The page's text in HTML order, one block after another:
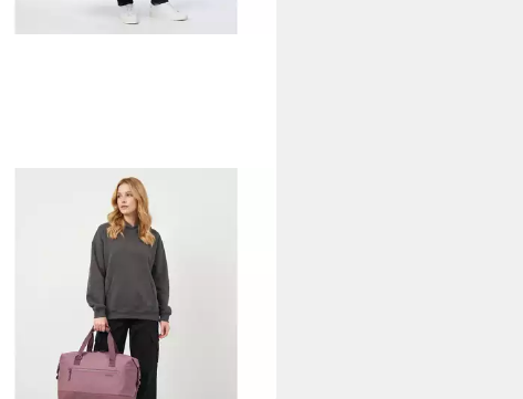
AMERICAN TOURISTER®
Weekender Urban Tide, Polyurethan
59,95 €
lieferbar - in 2-3 Werktagen bei dir